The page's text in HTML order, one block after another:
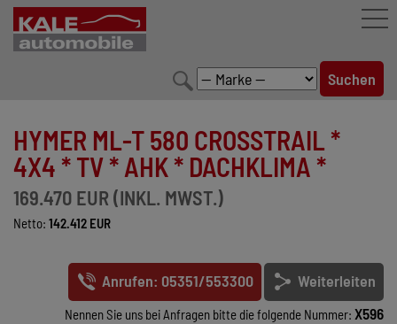
LEISTUNGEN
KONFIGURATOR
MARKENWELT
UNTERNEHMEN
KONTAKT
HYMER ML-T 580 CROSSTRAIL *
4X4 * TV * AHK * DACHKLIMA *
169.470 EUR (INKL. MWST.)
Netto: 142.412 EUR
Anrufen: 05351/553300 Weiterleiten
Nennen Sie uns bei Anfragen bitte die folgende Nummer: X596